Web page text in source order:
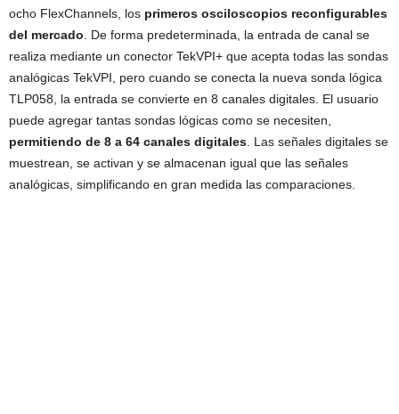
ocho FlexChannels, los primeros osciloscopios reconfigurables
del mercado . De forma predeterminada, la entrada de canal se
realiza mediante un conector TekVPI+ que acepta todas las sondas
analógicas TekVPI, pero cuando se conecta la nueva sonda lógica
TLP058, la entrada se convierte en 8 canales digitales. El usuario
puede agregar tantas sondas lógicas como se necesiten,
permitiendo de 8 a 64 canales digitales . Las señales digitales se
muestrean, se activan y se almacenan igual que las señales
analógicas, simplificando en gran medida las comparaciones.